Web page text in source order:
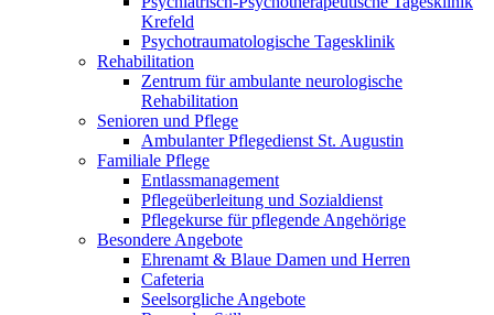
Krefeld
Psychotraumatologische Tagesklinik
Rehabilitation
Zentrum für ambulante neurologische
Rehabilitation
Senioren und Pflege
Ambulanter Pflegedienst St. Augustin
Familiale Pflege
Entlassmanagement
Pflegeüberleitung und Sozialdienst
Pflegekurse für pflegende Angehörige
Besondere Angebote
Ehrenamt & Blaue Damen und Herren
Cafeteria
Seelsorgliche Angebote